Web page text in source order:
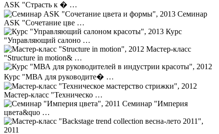
ASK "Страсть к � …
Семинар
ASK "Сочетание цве …
Курс
"Управляющий салоно …
Мастер-класс
"Structure in motion& …
Курс "МВА для руководите� …
Мастер-класс "Техническо …
Семинар "Империя
цвета&quo …